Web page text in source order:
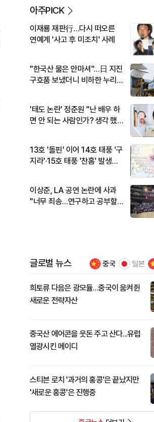
아주PICK
이재룡 재판行…다시 떠오른
연예계 '사고 후 미조치' 사례
"한국산 물은 안마셔"…日 지진
구호품 보냈더니 비하한 누리
'태도 논란' 정준원 "난 배우 하
면 안 되는 사람인가? 생각 했
13호 '돌핀' 이어 14호 태풍 '구
지라'·15호 태풍 '찬홈' 발생…
이상준, LA 공연 논란에 사과
"너무 죄송…연구하고 공부할
글로벌 뉴스 중국 일본
희토류 다음은 광모듈…중국이 움켜쥔
새로운 전략자산
중국산 에어콘을 웃돈 주고 산다...유럽
열광시킨 메이디
스티븐 로치 '과거의 홍콩'은 끝났지만
'새로운 홍콩'은 진행중